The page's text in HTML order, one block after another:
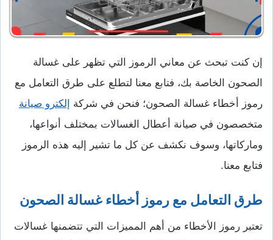
إن كنت تبحث عن معاني الرموز التي تظهر على غسالة
الصحون الخاصة بك، فتابع معنا لتطلع على طرق التعامل مع
رموز أخطاء غسالة الصحون؛ فنحن في شركة إلكترو صيانة
متخصصون في صيانة أعطال الغسالات بمختلف أنواعها،
وماركاتها، وسوف نكشف عن كل ما تشير إليه هذه الرموز
فتابع معنا.
طرق التعامل مع رموز أخطاء غسالة الصحون
تعتبر رموز الأخطاء من أهم المميزات التي تتضمنها غسالات